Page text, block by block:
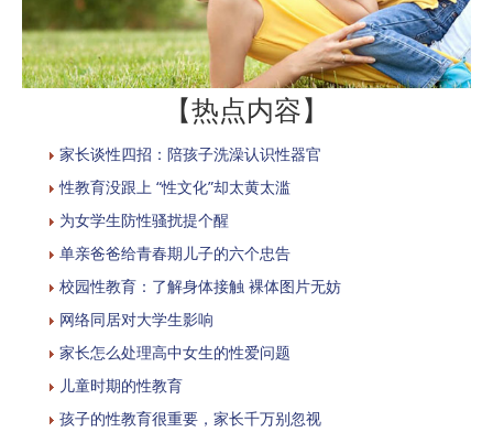
【热点内容】
家长谈性四招：陪孩子洗澡认识性器官
性教育没跟上 “性文化”却太黄太滥
为女学生防性骚扰提个醒
单亲爸爸给青春期儿子的六个忠告
校园性教育：了解身体接触 裸体图片无妨
网络同居对大学生影响
家长怎么处理高中女生的性爱问题
儿童时期的性教育
孩子的性教育很重要，家长千万别忽视